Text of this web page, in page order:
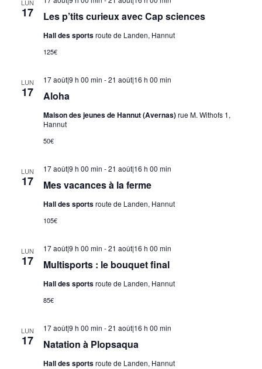
LUN
17 Les p’tits curieux avec Cap sciences
Hall des sportsroute de Landen, Hannut
125€
LUN
17 Aloha
17 août|9 h 00 min -21 août|16 h 00 min
Maison des jeunes de Hannut (Avernas)rue M. Withofs 1,
Hannut
50€
LUN
17 Mes vacances à la ferme
17 août|9 h 00 min -21 août|16 h 00 min
Hall des sportsroute de Landen, Hannut
105€
LUN
17 Multisports : le bouquet final
17 août|9 h 00 min -21 août|16 h 00 min
Hall des sportsroute de Landen, Hannut
85€
LUN
17 Natation à Plopsaqua
17 août|9 h 00 min -21 août|16 h 00 min
Hall des sportsroute de Landen, Hannut